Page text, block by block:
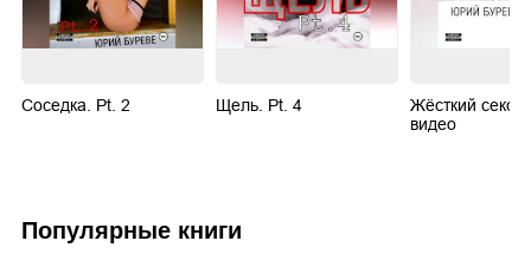
Соседка. Pt. 2 Щель. Pt. 4
Жёсткий секс.
видео
Популярные книги